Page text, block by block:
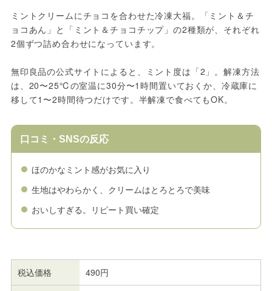
ミントクリームにチョコを合わせた冷凍大福。「ミント＆チ
ョコあん」と「ミント＆チョコチップ」の2種類が、それぞれ
2個ずつ詰め合わせになっています。
無印良品の公式サイトによると、ミント度は「2」。解凍方法
は、20〜25℃の室温に30分〜1時間置いておくか、冷蔵庫に
移して1〜2時間待つだけです。半解凍で食べてもOK。
口コミ・SNSの反応
ほのかなミント感がお気に入り
生地はやわらかく、クリームはとろとろで美味
おいしすぎる。リピート買い確定
税込価格 490円